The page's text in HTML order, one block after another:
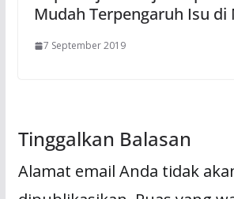
Mudah Terpengaruh Isu di
7 September 2019
Tinggalkan Balasan
Alamat email Anda tidak